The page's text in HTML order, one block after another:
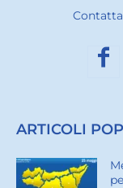
ARTICOLI